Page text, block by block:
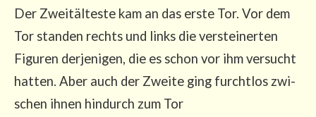
Der Zweit­äl­tes­te kam an das ers­te Tor. Vor dem
Tor stan­den rechts und links die ver­stei­ner­ten
Figu­ren der­je­ni­gen, die es schon vor ihm ver­sucht
hat­ten. Aber auch der Zwei­te ging furcht­los zwi­
schen ihnen hin­durch zum Tor